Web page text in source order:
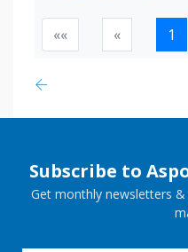
«« « 1
Subscribe to
Get monthly newsletters